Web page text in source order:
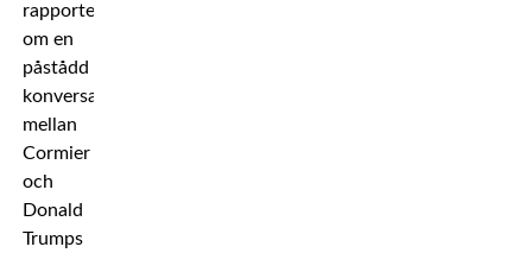
rapporterats
om en
påstådd
konversation
mellan
Cormier
och
Donald
Trumps